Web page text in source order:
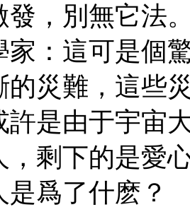
發，別無它法
家：這可是個
的災難，這些
許是由于宇宙
，剩下的是愛
爲了什麽？